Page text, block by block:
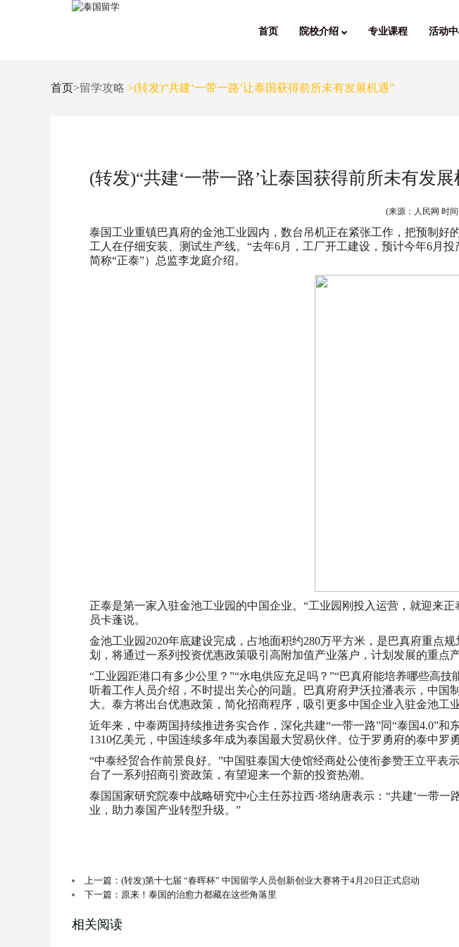
首页 院校介绍 专业课程 活动
首页>留学攻略 >(转发)“共建‘一带一路’让泰国获得前所未有发展机遇”
(转发)“共建‘一带一路’让泰国获得前所未有发展
(来源：人民网 时间
泰国工业重镇巴真府的金池工业园内，数台吊机正在紧张工作，把预制
工人在仔细安装、测试生产线。“去年6月，工厂开工建设，预计今年6月
简称“正泰”）总监李龙庭介绍。
正泰是第一家入驻金池工业园的中国企业。“工业园刚投入运营，就迎来
员卡蓬说。
金池工业园2020年底建设完成，占地面积约280万平方米，是巴真府重点
划，将通过一系列投资优惠政策吸引高附加值产业落户，计划发展的重点
“工业园距港口有多少公里？”“水电供应充足吗？”“巴真府能培养哪些高
听着工作人员介绍，不时提出关心的问题。巴真府府尹沃拉潘表示，中
大。泰方将出台优惠政策，简化招商程序，吸引更多中国企业入驻金池工
近年来，中泰两国持续推进务实合作，深化共建“一带一路”同“泰国4.0”
1310亿美元，中国连续多年成为泰国最大贸易伙伴。位于罗勇府的泰中罗
“中泰经贸合作前景良好。”中国驻泰国大使馆经商处公使衔参赞王立平
台了一系列招商引资政策，有望迎来一个新的投资热潮。
泰国国家研究院泰中战略研究中心主任苏拉西·塔纳唐表示：“共建‘一带
业，助力泰国产业转型升级。”
上一篇：(转发)第十七届 “春晖杯” 中国留学人员创新创业大赛将于4月20日正式启动
下一篇：原来！泰国的治愈力都藏在这些角落里
相关阅读